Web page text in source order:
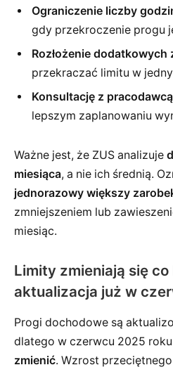
Ograniczenie liczby
gdy przekroczenie progu
Rozłożenie dodatkowych
przekraczać limitu w
Konsultację z pracodawcą
lepszym zaplanowaniu
Ważne jest, że ZUS analizuje
miesiąca, a nie ich średnią.
jednorazowy większy
zmniejszeniem lub
miesiąc.
Limity zmieniają się co
aktualizacja już w
Progi dochodowe są
dlatego w czerwcu 2025
zmienić. Wzrost